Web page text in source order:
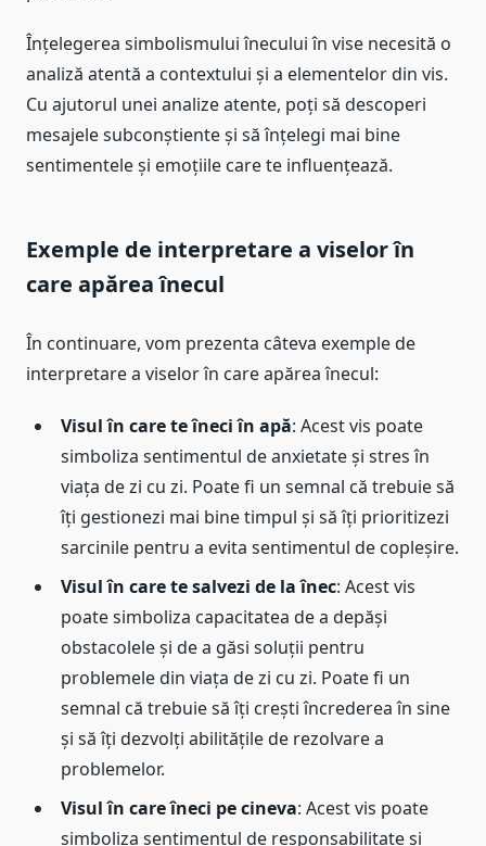
Înțelegerea simbolismului înecului în vise necesită o
analiză atentă a contextului și a elementelor din vis.
Cu ajutorul unei analize atente, poți să descoperi
mesajele subconștiente și să înțelegi mai bine
sentimentele și emoțiile care te influențează.
Exemple de interpretare a viselor în
care apărea înecul
În continuare, vom prezenta câteva exemple de
interpretare a viselor în care apărea înecul:
Visul în care te îneci în apă: Acest vis poate
simboliza sentimentul de anxietate și stres în
viața de zi cu zi. Poate fi un semnal că trebuie să
îți gestionezi mai bine timpul și să îți prioritizezi
sarcinile pentru a evita sentimentul de copleșire.
Visul în care te salvezi de la înec: Acest vis
poate simboliza capacitatea de a depăși
obstacolele și de a găsi soluții pentru
problemele din viața de zi cu zi. Poate fi un
semnal că trebuie să îți crești încrederea în sine
și să îți dezvolți abilitățile de rezolvare a
problemelor.
Visul în care îneci pe cineva: Acest vis poate
simboliza sentimentul de responsabilitate și